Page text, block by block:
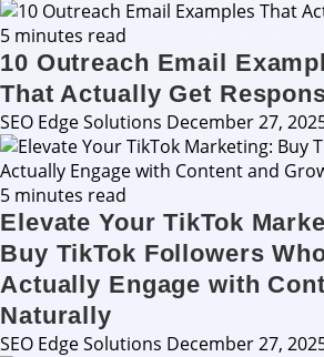
5 minutes read
10 Outreach Email
That Actually Get
SEO Edge Solutions December 27,
5 minutes read
Elevate Your TikTok
Buy TikTok Followers
Actually Engage with
Naturally
SEO Edge Solutions December 27,